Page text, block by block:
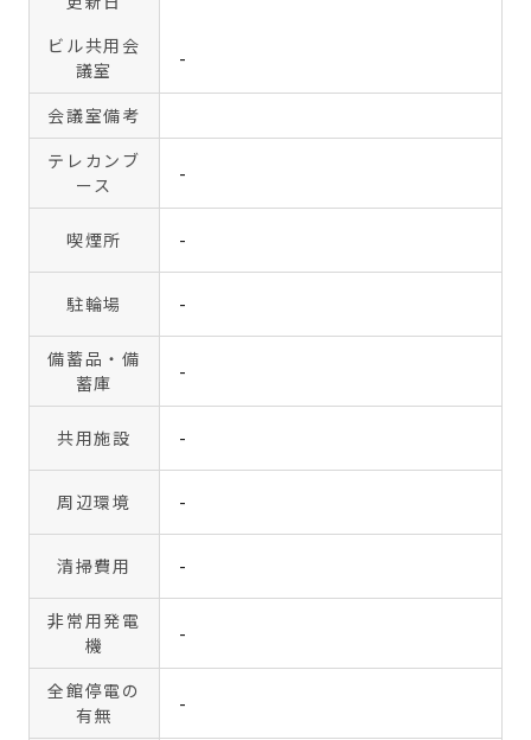
ビル共用会
議室
-
会議室備考
テレカンブ
ース
-
喫煙所 -
駐輪場 -
備蓄品・備
蓄庫
-
共用施設 -
周辺環境 -
清掃費用 -
非常用発電
機
-
全館停電の
有無
-